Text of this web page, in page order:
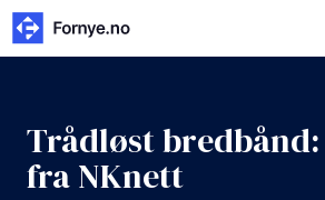
Trådløst bredbånd:
fra NKnett